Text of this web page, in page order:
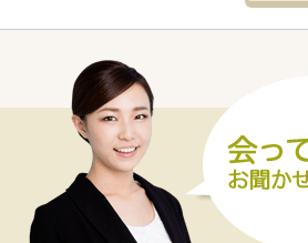
■中途採用に積極的で、中途向け研
■店舗ごとの調剤マニュアル・内規
■教育制度やサポートも自慢！「研
<設備が充実>
■調剤過誤防止の為の監査機器・調
■本部には模擬調剤室もあり、未経
＜法人概要＞
■展開の約6割は病院門前薬局で、